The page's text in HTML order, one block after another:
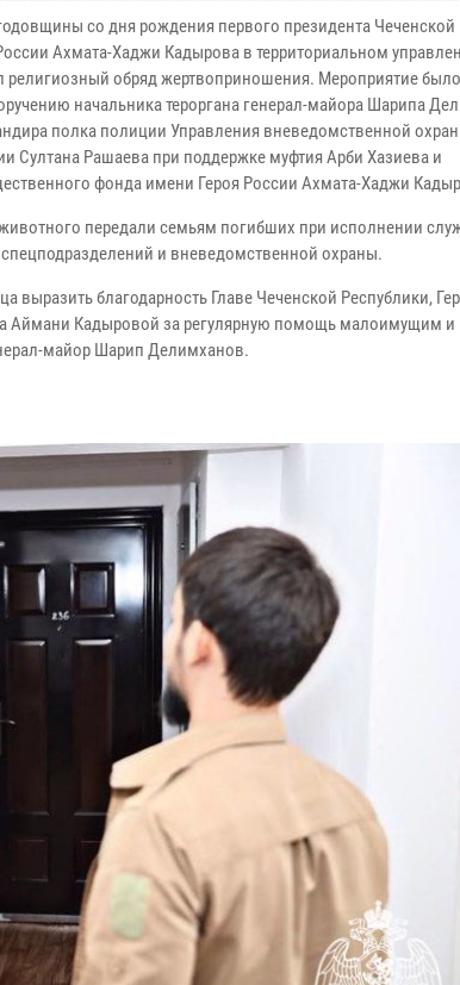
со дня рождения первого президента Чеченской
Ахмата-Хаджи Кадырова в территориальном
религиозный обряд жертвоприношения. Мероприятие было
начальника тероргана генерал-майора Шарипа
полка полиции Управления вневедомственной
Султана Рашаева при поддержке муфтия Арби Хазиева и
фонда имени Героя России Ахмата-Хаджи
передали семьям погибших при исполнении
и вневедомственной охраны.
выразить благодарность Главе Чеченской Республики,
Аймани Кадыровой за регулярную помощь малоимущим и
майор Шарип Делимханов.